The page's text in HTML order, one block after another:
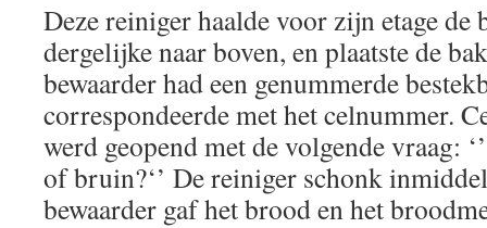
Deze reiniger haalde voor zijn etage de
dergelijke naar boven, en plaatste de
bewaarder had een genummerde
correspondeerde met het celnummer.
werd geopend met de volgende vraag:
of bruin?‘’ De reiniger schonk
bewaarder gaf het brood en het